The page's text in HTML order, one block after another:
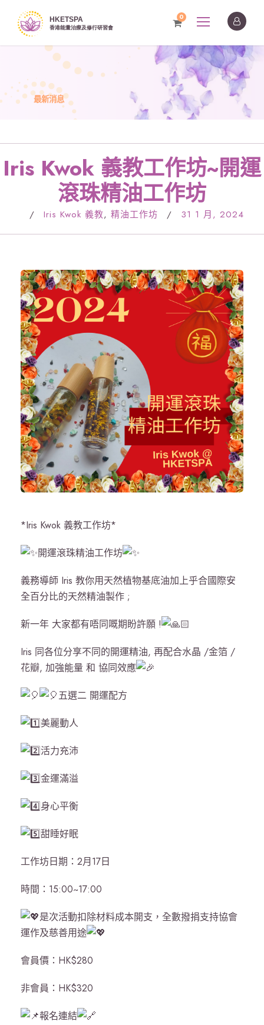
0
最新消息
Iris Kwok 義教工作坊~開運
滾珠精油工作坊
/ Iris Kwok 義教, 精油工作坊 / 31 1 月, 2024
*Iris Kwok 義教工作坊*
開運滾珠精油工作坊
義務導師 Iris 教你用天然植物基底油加上乎合國際安
全百分比的天然精油製作 ;
新一年 大家都有唔同嘅期盼許願 !
Iris 同各位分享不同的開運精油, 再配合水晶 /金箔 /
花瓣, 加強能量 和 協同效應
五選二 開運配方
美麗動人
活力充沛
金運滿溢
身心平衡
甜睡好眠
工作坊日期：2月17日
時間：15:00~17:00
是次活動扣除材料成本開支，全數撥捐支持協會
運作及慈善用途
會員價：HK$280
非會員：HK$320
報名連結